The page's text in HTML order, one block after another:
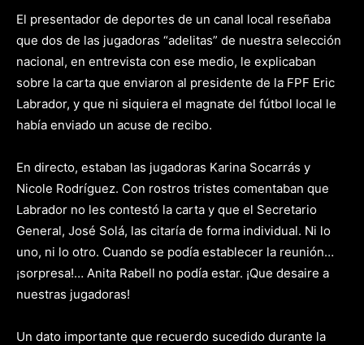
El presentador de deportes de un canal local reseñaba
que dos de las jugadoras “adelitas” de nuestra selección
nacional, en entrevista con ese medio, le explicaban
sobre la carta que enviaron al presidente de la FPF Eric
Labrador, y que ni siquiera el magnate del fútbol local le
había enviado un acuse de recibo.
En directo, estaban las jugadoras Karina Socarrás y
Nicole Rodríguez. Con rostros tristes comentaban que
Labrador no les contestó la carta y que el Secretario
General, José Solá, las citaría de forma individual. Ni lo
uno, ni lo otro. Cuando se podía establecer la reunión…
¡sorpresa!… Anita Rabell no podía estar. ¡Que desaire a
nuestras jugadoras!
Un dato importante que recuerdo sucedido durante la